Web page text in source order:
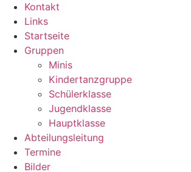
Kontakt
Links
Startseite
Gruppen
Minis
Kindertanzgruppe
Schülerklasse
Jugendklasse
Hauptklasse
Abteilungsleitung
Termine
Bilder